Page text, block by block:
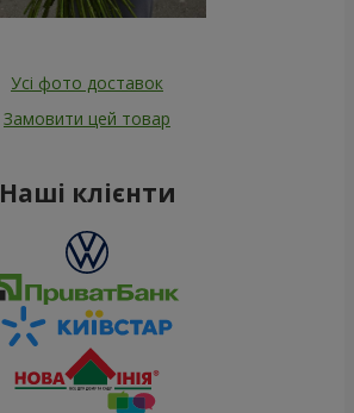
Усі фото доставок
Замовити цей товар
Наші клієнти